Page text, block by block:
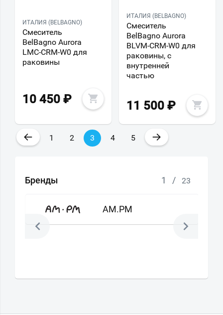
ИТАЛИЯ (BELBAGNO)
Смеситель
BelBagno Aurora
LMC-CRM-W0 для
раковины
10 450 ₽
ИТАЛИЯ (BELBAGNO)
Смеситель
BelBagno Aurora
BLVM-CRM-W0 для
раковины, с
внутренней
частью
11 500 ₽
← 1 2 3 4 5 →
Бренды 1 / 23
AM.PM